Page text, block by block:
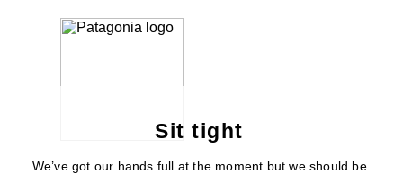
Sit tight
We’ve got our hands full at the moment but we should be